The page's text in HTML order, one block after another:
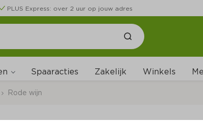
PLUS Express: over 2 uur op jouw adres
Spaaracties Zakelijk Winkels
Rode wijn